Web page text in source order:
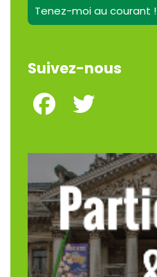
Tenez-moi au courant !
Suivez-nous